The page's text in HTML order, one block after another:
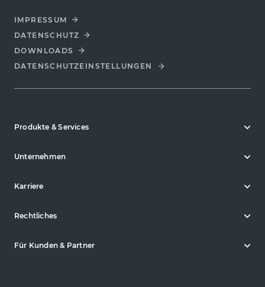
IMPRESSUM
DATENSCHUTZ
DOWNLOADS
DATENSCHUTZ­EINSTELLUNGEN
Produkte & Services
Unternehmen
Karriere
Rechtliches
Für Kunden & Partner